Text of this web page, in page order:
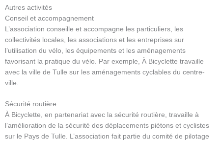
Autres activités
Conseil et accompagnement
L’association conseille et accompagne les particuliers, les
collectivités locales, les associations et les entreprises sur
l’utilisation du vélo, les équipements et les aménagements
favorisant la pratique du vélo. Par exemple, À Bicyclette travaille
avec la ville de Tulle sur les aménagements cyclables du centre-
ville.
Sécurité routière
À Bicyclette, en partenariat avec la sécurité routière, travaille à
l’amélioration de la sécurité des déplacements piétons et cyclistes
sur le Pays de Tulle. L’association fait partie du comité de pilotage